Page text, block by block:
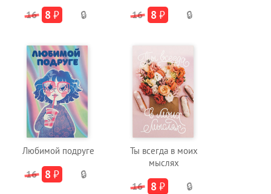
16 8 ₽ 🔒 16 8 ₽ 🔒
Любимой подруге
16 8 ₽ 🔒
Ты всегда в моих
мыслях
16 8 ₽ 🔒